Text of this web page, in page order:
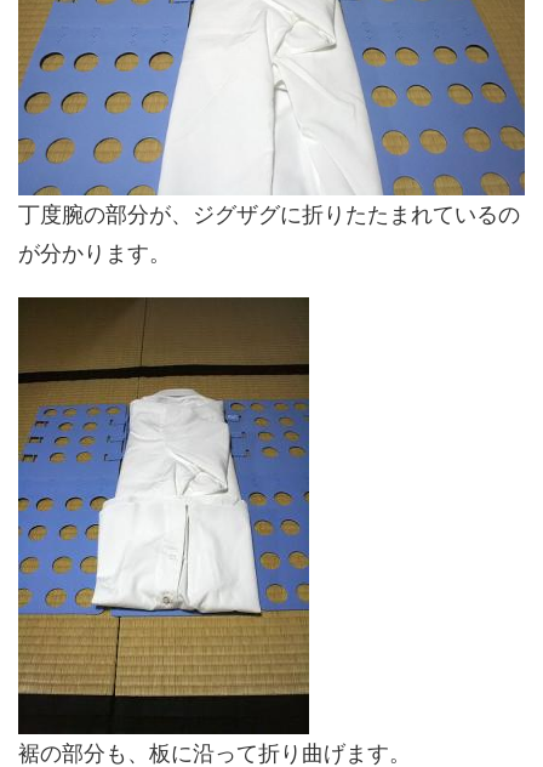
丁度腕の部分が、ジグザグに折りたたまれているの
が分かります。
裾の部分も、板に沿って折り曲げます。